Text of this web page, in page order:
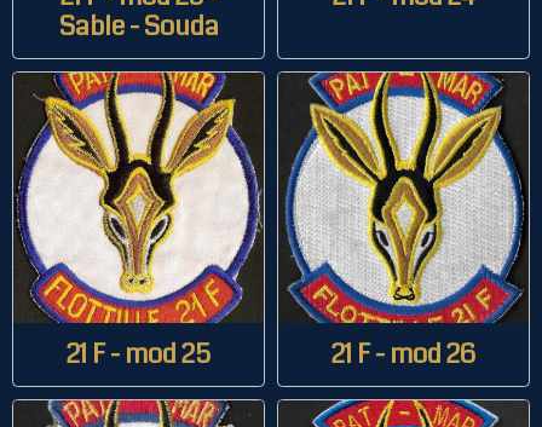
Sable - Souda
21 F - mod 25 21 F - mod 26